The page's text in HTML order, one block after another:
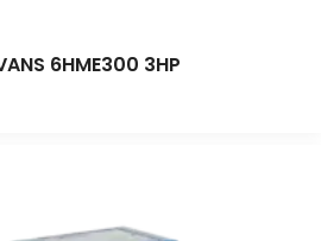
6HME300 3HP